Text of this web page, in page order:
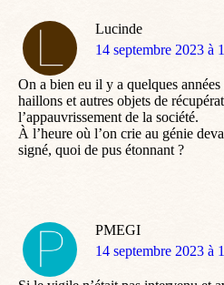
Lucinde
dit
14 septembre 2023 à
On a bien eu il y a quelques
haillons et autres objets de
l’appauvrissement de la société.
À l’heure où l’on crie au génie
signé, quoi de pus étonnant ?
PMEGI
dit
14 septembre 2023 à